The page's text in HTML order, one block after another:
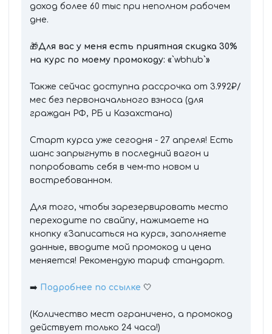
доход более 60 тыс при неполном рабочем
дне.
🎁Для вас у меня есть приятная скидка 30%
на курс по моему промокоду: «`wbhub`»
Также сейчас доступна рассрочка от 3.992₽/
мес без первоначального взноса (для
граждан РФ, РБ и Казахстана)
Старт курса уже сегодня - 27 апреля! Есть
шанс запрыгнуть в последний вагон и
попробовать себя в чем-то новом и
востребованном.
Для того, чтобы зарезервировать место
переходите по свайпу, нажимаете на
кнопку «Записаться на курс», заполняете
данные, вводите мой промокод и цена
меняется! Рекомендую тариф стандарт.
➡️ Подробнее по ссылке 🤍
(Количество мест ограничено, а промокод
действует только 24 часа!)